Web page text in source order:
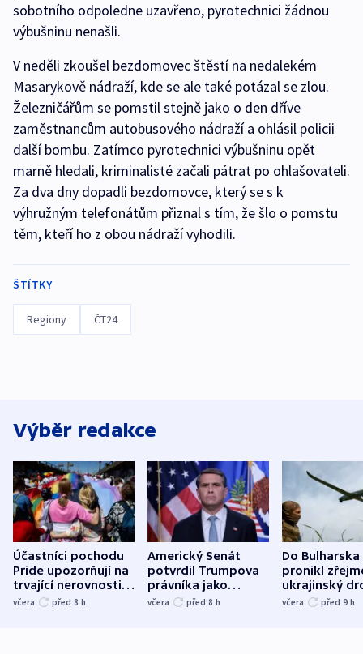
sobotního odpoledne uzavřeno, pyrotechnici žádnou
výbušninu nenašli.
V neděli zkoušel bezdomovec štěstí na nedalekém
Masarykově nádraží, kde se ale také potázal se zlou.
Železničářům se pomstil stejně jako o den dříve
zaměstnancům autobusového nádraží a ohlásil policii
další bombu. Zatímco pyrotechnici výbušninu opět
marně hledali, kriminalisté začali pátrat po ohlašovateli.
Za dva dny dopadli bezdomovce, který se s k
výhružným telefonátům přiznal s tím, že šlo o pomstu
těm, kteří ho z obou nádraží vyhodili.
ŠTÍTKY
Regiony ČT24
Výběr redakce
Účastníci pochodu
Pride upozorňují na
trvající nerovnosti i
společenskou
včera před 8 h
Americký Senát
potvrdil Trumpova
právníka jako
ministra
včera před 8 h
Do Bulharska
pronikl
ukrajinský
explodoval
včera před 9 h